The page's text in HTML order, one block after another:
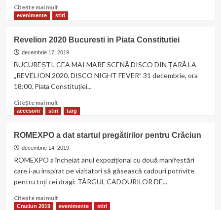
–
26
2019
Citește mai multCitește
mai
Ultima
zi
de
pentru
serviciile
organizare
2020
evenimente stiri
Revelion 2020 Bucuresti in Piata Constitutiei
decembrie 17, 2019
BUCUREȘTI, CEA MAI MARE SCENĂ DISCO DIN ȚARĂ LA
„REVELION 2020. DISCO NIGHT FEVER” 31 decembrie, ora
18:00, Piața Constituției...
Citește mai multCitește
mai
Revelion
2020
Bucuresti
Piata
Constitutiei
accesorii stiri targ
ROMEXPO a dat startul pregătirilor pentru Crăciun
decembrie 14, 2019
ROMEXPO a încheiat anul expozițional cu două manifestări
care i-au inspirat pe vizitatori să găsească cadouri potrivite
pentru toți cei dragi: TÂRGUL CADOURILOR DE...
Citește mai multCitește
mai
Craciun 2019 evenimente stiri